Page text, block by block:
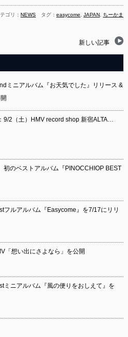
ゴリ：NEWS タグ：easycome ,JAPAN ちーかま
新しい記事
ミニアルバム『お天気でした』リリース &
9/2（土）HMV record shop 新宿ALTA…
初のベストアルバム『PINOCCHIOP BEST
フルアルバム『Easycome』を7/17にリリ
「想い出にさよなら」を公開
ミニアルバム『風の便りをおしえて』を